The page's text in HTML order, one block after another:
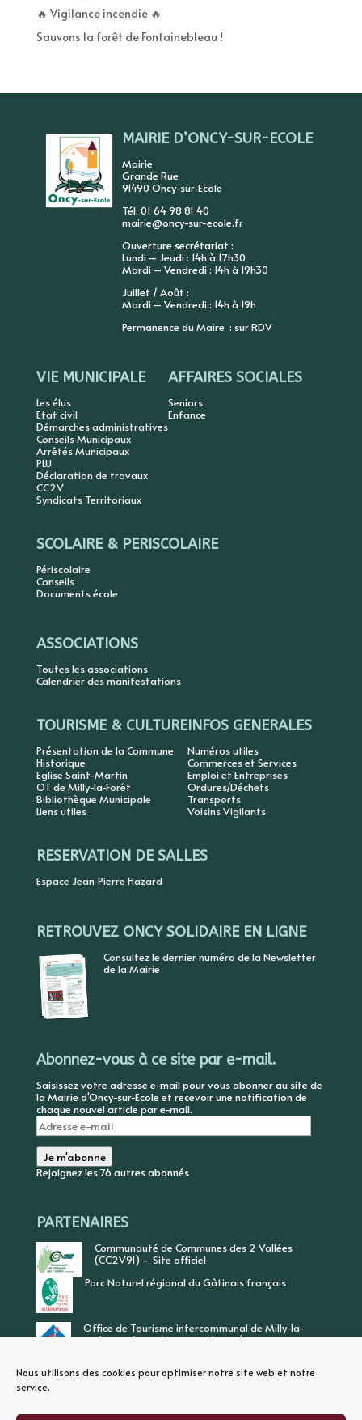
Nous utilisons des cookies pour optimiser notre site web et notre
service.
🔥 Vigilance incendie 🔥
Sauvons la forêt de Fontainebleau !
MAIRIE D’ONCY-SUR-ECOLE
Mairie
Grande Rue
91490 Oncy-sur-Ecole
Tél. 01 64 98 81 40
mairie@oncy-sur-ecole.fr
Ouverture secrétariat :
Lundi – Jeudi : 14h à 17h30
Mardi – Vendredi : 14h à 19h30
Juillet / Août :
Mardi – Vendredi : 14h à 19h
Permanence du Maire : sur RDV
VIE MUNICIPALE
Les élus
Etat civil
Démarches administratives
Conseils Municipaux
Arrêtés Municipaux
PLU
Déclaration de travaux
CC2V
Syndicats Territoriaux
AFFAIRES SOCIALES
Seniors
Enfance
SCOLAIRE & PERISCOLAIRE
Périscolaire
Conseils
Documents école
ASSOCIATIONS
Toutes les associations
Calendrier des manifestations
TOURISME & CULTURE
Présentation de la Commune
Historique
Eglise Saint-Martin
OT de Milly-la-Forêt
Bibliothèque Municipale
Liens utiles
INFOS GENERALES
Numéros utiles
Commerces et Services
Emploi et Entreprises
Ordures/Déchets
Transports
Voisins Vigilants
RESERVATION DE SALLES
Espace Jean-Pierre Hazard
RETROUVEZ ONCY SOLIDAIRE EN LIGNE
Consultez le dernier numéro de la Newsletter
de la Mairie
Abonnez-vous à ce site par e-mail.
Saisissez votre adresse e-mail pour vous abonner au site de
la Mairie d'Oncy-sur-Ecole et recevoir une notification de
chaque nouvel article par e-mail.
Adresse
e-
mail
Je m'abonne
Rejoignez les 76 autres abonnés
PARTENAIRES
Communauté de Communes des 2 Vallées
(CC2V91) – Site officiel
Parc Naturel régional du Gâtinais français
Office de Tourisme intercommunal de Milly-la-
Forêt, Vallée de l’Ecole, Vallée de l’Essonne